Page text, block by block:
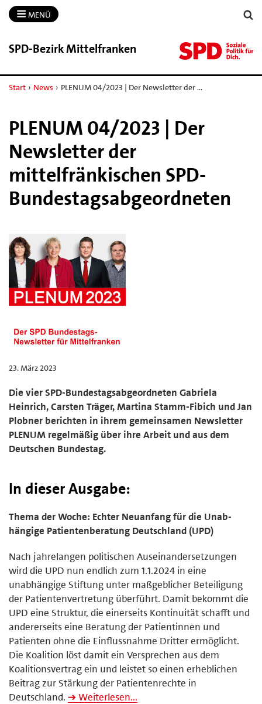
MENÜ
SPD-​Bezirk Mittelfranken
Start › News › PLENUM 04/2023 | Der Newsletter der …
PLENUM 04/2023 | Der
Newsletter der
mittelfränkischen SPD-
Bundestagsabgeordneten
23. März 2023
Die vier SPD-Bundestagsabgeordneten Gabriela
Heinrich, Carsten Träger, Martina Stamm-Fibich und Jan
Plobner berichten in ihrem gemeinsamen Newsletter
PLENUM regelmäßig über ihre Arbeit und aus dem
Deutschen Bundestag.
In dieser Ausgabe:
Thema der Woche: Echter Neuanfang für die Un­ab­
hängige Patientenberatung Deutschland (UPD)
Nach jahrelangen politischen Auseinandersetzungen
wird die UPD nun endlich zum 1.1.2024 in eine
unabhängige Stiftung unter maßgeblicher Beteiligung
der Patientenvertretung überführt. Damit bekommt die
UPD eine Struktur, die einerseits Kontinuität schafft und
andererseits eine Beratung der Patientinnen und
Patienten ohne die Einflussnahme Dritter ermöglicht.
Die Koalition löst damit ein Versprechen aus dem
Koalitionsvertrag ein und leistet so einen erheblichen
Beitrag zur Stärkung der Patientenrechte in
Deutschland. ➔ Weiterlesen...